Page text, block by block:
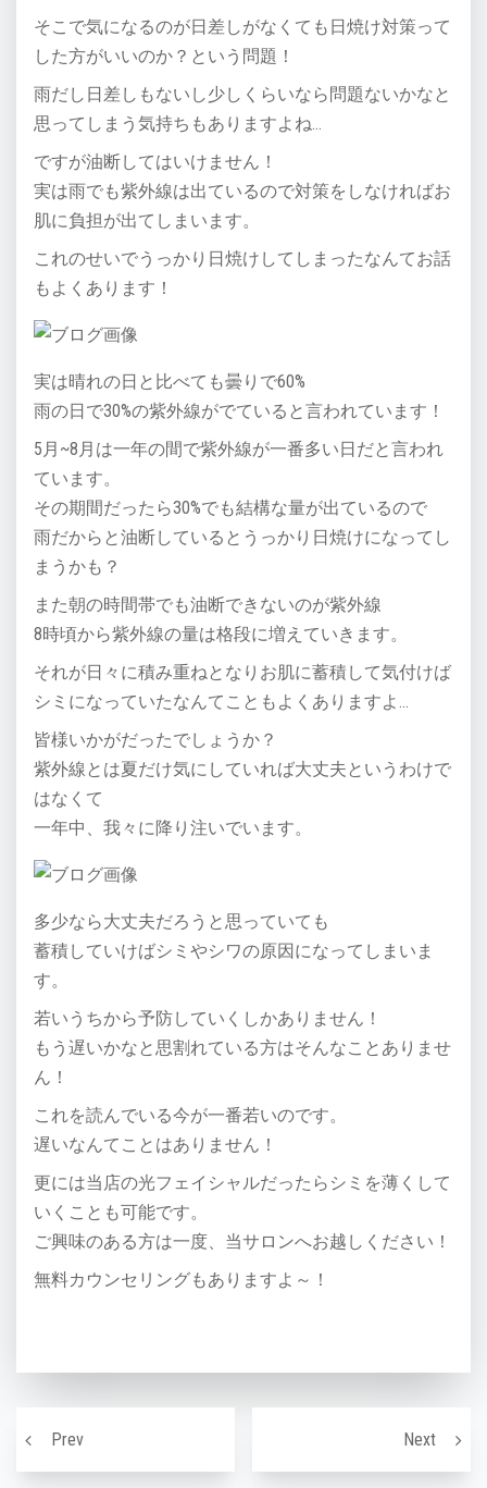
そこで気になるのが日差しがなくても日焼け対策って
した方がいいのか？という問題！
雨だし日差しもないし少しくらいなら問題ないかなと
思ってしまう気持ちもありますよね…
ですが油断してはいけません！
実は雨でも紫外線は出ているので対策をしなければお
肌に負担が出てしまいます。
これのせいでうっかり日焼けしてしまったなんてお話
もよくあります！
実は晴れの日と比べても曇りで60%
雨の日で30%の紫外線がでていると言われています！
5月~8月は一年の間で紫外線が一番多い日だと言われ
ています。
その期間だったら30%でも結構な量が出ているので
雨だからと油断しているとうっかり日焼けになってし
まうかも？
また朝の時間帯でも油断できないのが紫外線
8時頃から紫外線の量は格段に増えていきます。
それが日々に積み重ねとなりお肌に蓄積して気付けば
シミになっていたなんてこともよくありますよ…
皆様いかがだったでしょうか？
紫外線とは夏だけ気にしていれば大丈夫というわけで
はなくて
一年中、我々に降り注いでいます。
多少なら大丈夫だろうと思っていても
蓄積していけばシミやシワの原因になってしまいま
す。
若いうちから予防していくしかありません！
もう遅いかなと思割れている方はそんなことありませ
ん！
これを読んでいる今が一番若いのです。
遅いなんてことはありません！
更には当店の光フェイシャルだったらシミを薄くして
いくことも可能です。
ご興味のある方は一度、当サロンへお越しください！
無料カウンセリングもありますよ～！
Prev
肌は内臓を映し出す鏡【1】 Next肌は